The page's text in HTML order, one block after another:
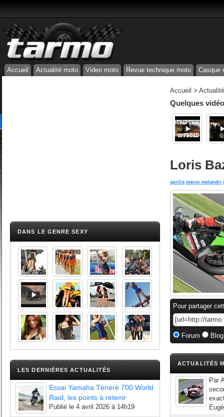
Accueil Actualité moto Video moto Revue technique moto Casque
DANS LE GENRE SEXY
LES DERNIÈRES ACTUALITÉS
Essai Yamaha Ténéré 700 World
Raid, les points à retenir
Publié le 4 avril 2026 à 14h19
Accueil >
Quelques
Loris
aprilia marco melandri
Pour partager
Forum
ACTUALITÉS
Par